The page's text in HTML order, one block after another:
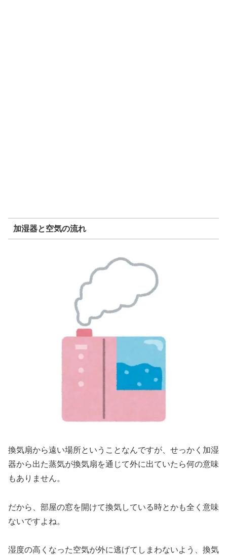
加湿器と空気の流れ
換気扇から遠い場所ということなんですが、せっかく加湿
器から出た蒸気が換気扇を通じて外に出ていたら何の意味
もありません。
だから、部屋の窓を開けて換気している時とかも全く意味
ないですよね。
湿度の高くなった空気が外に逃げてしまわないよう、換気